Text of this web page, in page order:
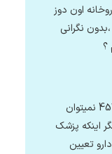
داروخانه اون دوز
،بدون نگرانی
؟
درود. تداخل ندارند ولی به جای دوز 457 نمیتوان
کرد مگر اینکه پزشک
تعیین